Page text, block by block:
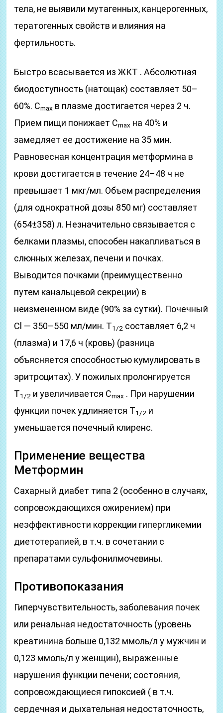
тела, не выявили мутагенных, канцерогенных,
тератогенных свойств и влияния на
фертильность.
Быстро всасывается из ЖКТ . Абсолютная
биодоступность (натощак) составляет 50–
60%. Cmax в плазме достигается через 2 ч.
Прием пищи понижает Cmax на 40% и
замедляет ее достижение на 35 мин.
Равновесная концентрация метформина в
крови достигается в течение 24–48 ч не
превышает 1 мкг/мл. Объем распределения
(для однократной дозы 850 мг) составляет
(654±358) л. Незначительно связывается с
белками плазмы, способен накапливаться в
слюнных железах, печени и почках.
Выводится почками (преимущественно
путем канальцевой секреции) в
неизмененном виде (90% за сутки). Почечный
Cl — 350–550 мл/мин. T1/2 составляет 6,2 ч
(плазма) и 17,6 ч (кровь) (разница
объясняется способностью кумулировать в
эритроцитах). У пожилых пролонгируется
T1/2 и увеличивается Cmax . При нарушении
функции почек удлиняется T1/2 и
уменьшается почечный клиренс.
Применение вещества
Метформин
Сахарный диабет типа 2 (особенно в случаях,
сопровождающихся ожирением) при
неэффективности коррекции гипергликемии
диетотерапией, в т.ч. в сочетании с
препаратами сульфонилмочевины.
Противопоказания
Гиперчувствительность, заболевания почек
или ренальная недостаточность (уровень
креатинина больше 0,132 ммоль/л у мужчин и
0,123 ммоль/л у женщин), выраженные
нарушения функции печени; состояния,
сопровождающиеся гипоксией ( в т.ч.
сердечная и дыхательная недостаточность,